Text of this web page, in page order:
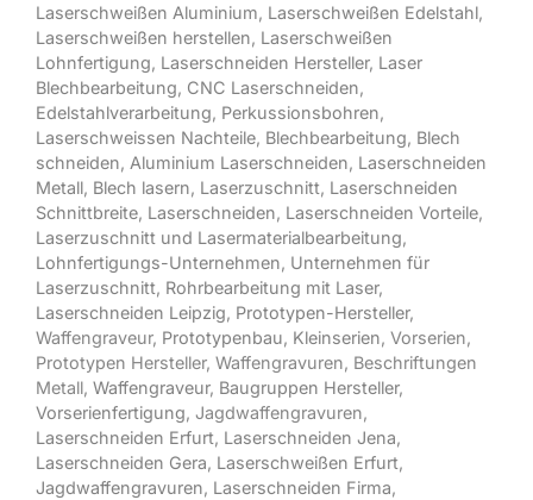
Laserschweißen Aluminium, Laserschweißen Edelstahl,
Laserschweißen herstellen, Laserschweißen
Lohnfertigung, Laserschneiden Hersteller, Laser
Blechbearbeitung, CNC Laserschneiden,
Edelstahlverarbeitung, Perkussionsbohren,
Laserschweissen Nachteile, Blechbearbeitung, Blech
schneiden, Aluminium Laserschneiden, Laserschneiden
Metall, Blech lasern, Laserzuschnitt, Laserschneiden
Schnittbreite, Laserschneiden, Laserschneiden Vorteile,
Laserzuschnitt und Lasermaterialbearbeitung,
Lohnfertigungs-Unternehmen, Unternehmen für
Laserzuschnitt, Rohrbearbeitung mit Laser,
Laserschneiden Leipzig, Prototypen-Hersteller,
Waffengraveur, Prototypenbau, Kleinserien, Vorserien,
Prototypen Hersteller, Waffengravuren, Beschriftungen
Metall, Waffengraveur, Baugruppen Hersteller,
Vorserienfertigung, Jagdwaffengravuren,
Laserschneiden Erfurt, Laserschneiden Jena,
Laserschneiden Gera, Laserschweißen Erfurt,
Jagdwaffengravuren, Laserschneiden Firma,